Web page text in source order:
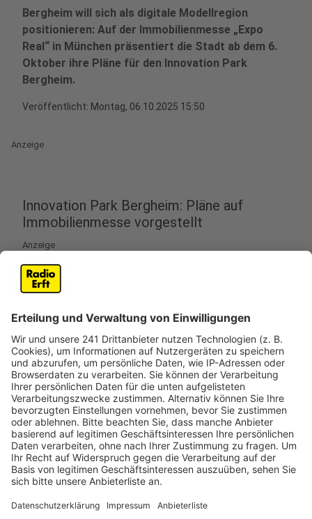
Bergheim will sich als digitale Modellregion
positionieren: Auf der Immobilienmesse „Expo
Real“ in München präsentiert die Stadt ab dem 6.
Oktober ihre Pläne für den Innovation Park
Bergheim.
Veröffentlicht: Montag, 06.10.2025 15:50
Anzeige
Innovation Park Bergheim: Pläne auf
Immobilienmesse vorgestellt
Anzeige
Die Stadt Bergheim stellt den geplanten Innovation-
Park Bergheim am Anfang Oktober (6.-10. Oktober)
auf der Immobilienmesse „Expo Real“ in München
präsentieren. Mit dabei sind Visualisierungen und ein
erstes Konzept, das gemeinsam mit Experten aus
Wirtschaft, Forschung und Politik entwickelt wurde.
Wie die Stadt mitteilt, sind bereits Gespräche mit
potenziellen Investoren geplant. Der Innovation Park
soll zeigen, wie sich Bergheim zu einer digitalen
Modellregion entwickeln möchte. Das Projekt ist Teil
der langfristigen Pläne zur Nachnutzung der Flächen
rund um das Kraftwerk Niederaußem. Insgesamt geht
es dabei um ein Areal von 240 Hektar. Der Innovation